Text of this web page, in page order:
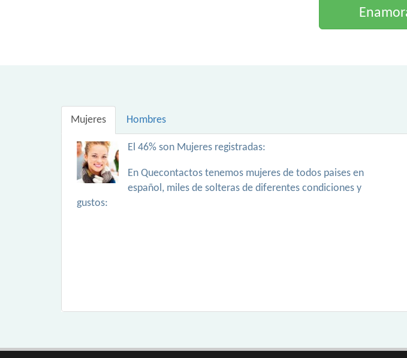
Mujeres Hombres
El 46% son Mujeres registradas:
En Quecontactos tenemos mujeres de todos paises en
español, miles de solteras de diferentes condiciones y
gustos: